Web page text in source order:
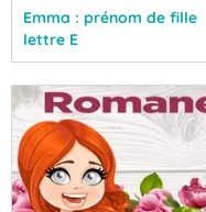
Emma : prénom de fille
lettre E